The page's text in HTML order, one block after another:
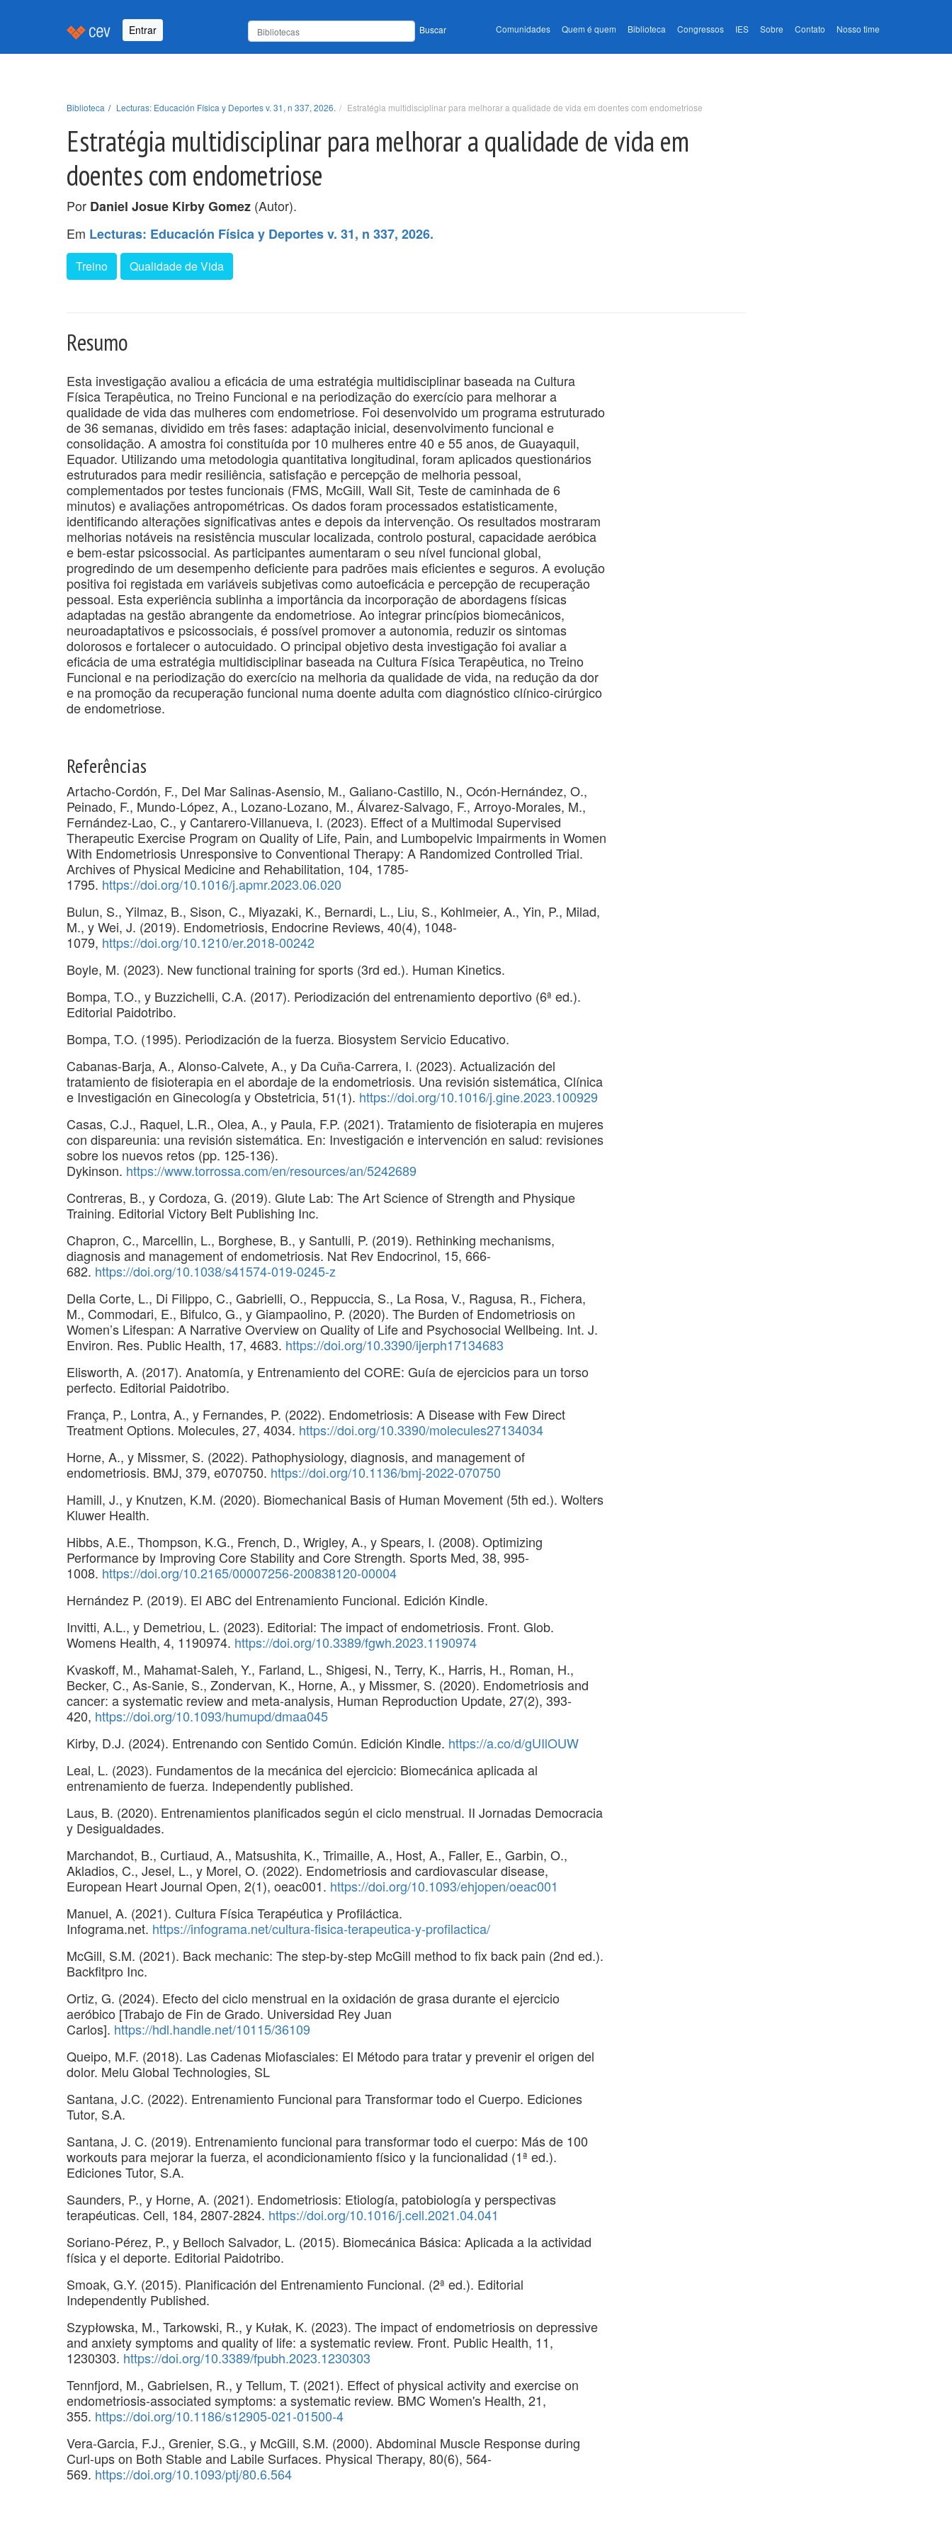
Entrar Buscar Comunidades Quem é quem Biblioteca Congressos IES Sobre Contato Nosso time
Biblioteca Lecturas: Educación Física y Deportes v. 31, n 337, 2026. Estratégia multidisciplinar para melhorar a qualidade de vida em doentes com endometriose
Estratégia multidisciplinar para melhorar a qualidade de vida em
doentes com endometriose
Por Daniel Josue Kirby Gomez (Autor).
Em Lecturas: Educación Física y Deportes v. 31, n 337, 2026.
Treino Qualidade de Vida
Resumo
Esta investigação avaliou a eficácia de uma estratégia multidisciplinar baseada na Cultura
Física Terapêutica, no Treino Funcional e na periodização do exercício para melhorar a
qualidade de vida das mulheres com endometriose. Foi desenvolvido um programa estruturado
de 36 semanas, dividido em três fases: adaptação inicial, desenvolvimento funcional e
consolidação. A amostra foi constituída por 10 mulheres entre 40 e 55 anos, de Guayaquil,
Equador. Utilizando uma metodologia quantitativa longitudinal, foram aplicados questionários
estruturados para medir resiliência, satisfação e percepção de melhoria pessoal,
complementados por testes funcionais (FMS, McGill, Wall Sit, Teste de caminhada de 6
minutos) e avaliações antropométricas. Os dados foram processados ​​estatisticamente,
identificando alterações significativas antes e depois da intervenção. Os resultados mostraram
melhorias notáveis ​​na resistência muscular localizada, controlo postural, capacidade aeróbica
e bem-estar psicossocial. As participantes aumentaram o seu nível funcional global,
progredindo de um desempenho deficiente para padrões mais eficientes e seguros. A evolução
positiva foi registada em variáveis ​​subjetivas como autoeficácia e percepção de recuperação
pessoal. Esta experiência sublinha a importância da incorporação de abordagens físicas
adaptadas na gestão abrangente da endometriose. Ao integrar princípios biomecânicos,
neuroadaptativos e psicossociais, é possível promover a autonomia, reduzir os sintomas
dolorosos e fortalecer o autocuidado. O principal objetivo desta investigação foi avaliar a
eficácia de uma estratégia multidisciplinar baseada na Cultura Física Terapêutica, no Treino
Funcional e na periodização do exercício na melhoria da qualidade de vida, na redução da dor
e na promoção da recuperação funcional numa doente adulta com diagnóstico clínico-cirúrgico
de endometriose.
Referências
Artacho-Cordón, F., Del Mar Salinas-Asensio, M., Galiano-Castillo, N., Ocón-Hernández, O.,
Peinado, F., Mundo-López, A., Lozano-Lozano, M., Álvarez-Salvago, F., Arroyo-Morales, M.,
Fernández-Lao, C., y Cantarero-Villanueva, I. (2023). Effect of a Multimodal Supervised
Therapeutic Exercise Program on Quality of Life, Pain, and Lumbopelvic Impairments in Women
With Endometriosis Unresponsive to Conventional Therapy: A Randomized Controlled Trial.
Archives of Physical Medicine and Rehabilitation, 104, 1785-
1795. https://doi.org/10.1016/j.apmr.2023.06.020
Bulun, S., Yilmaz, B., Sison, C., Miyazaki, K., Bernardi, L., Liu, S., Kohlmeier, A., Yin, P., Milad,
M., y Wei, J. (2019). Endometriosis, Endocrine Reviews, 40(4), 1048-
1079, https://doi.org/10.1210/er.2018-00242
Boyle, M. (2023). New functional training for sports (3rd ed.). Human Kinetics.
Bompa, T.O., y Buzzichelli, C.A. (2017). Periodización del entrenamiento deportivo (6ª ed.).
Editorial Paidotribo.
Bompa, T.O. (1995). Periodización de la fuerza. Biosystem Servicio Educativo.
Cabanas-Barja, A., Alonso-Calvete, A., y Da Cuña-Carrera, I. (2023). Actualización del
tratamiento de fisioterapia en el abordaje de la endometriosis. Una revisión sistemática, Clínica
e Investigación en Ginecología y Obstetricia, 51(1). https://doi.org/10.1016/j.gine.2023.100929
Casas, C.J., Raquel, L.R., Olea, A., y Paula, F.P. (2021). Tratamiento de fisioterapia en mujeres
con dispareunia: una revisión sistemática. En: Investigación e intervención en salud: revisiones
sobre los nuevos retos (pp. 125-136).
Dykinson. https://www.torrossa.com/en/resources/an/5242689
Contreras, B., y Cordoza, G. (2019). Glute Lab: The Art Science of Strength and Physique
Training. Editorial Victory Belt Publishing Inc.
Chapron, C., Marcellin, L., Borghese, B., y Santulli, P. (2019). Rethinking mechanisms,
diagnosis and management of endometriosis. Nat Rev Endocrinol, 15, 666-
682. https://doi.org/10.1038/s41574-019-0245-z
Della Corte, L., Di Filippo, C., Gabrielli, O., Reppuccia, S., La Rosa, V., Ragusa, R., Fichera,
M., Commodari, E., Bifulco, G., y Giampaolino, P. (2020). The Burden of Endometriosis on
Women’s Lifespan: A Narrative Overview on Quality of Life and Psychosocial Wellbeing. Int. J.
Environ. Res. Public Health, 17, 4683. https://doi.org/10.3390/ijerph17134683
Elisworth, A. (2017). Anatomía, y Entrenamiento del CORE: Guía de ejercicios para un torso
perfecto. Editorial Paidotribo.
França, P., Lontra, A., y Fernandes, P. (2022). Endometriosis: A Disease with Few Direct
Treatment Options. Molecules, 27, 4034. https://doi.org/10.3390/molecules27134034
Horne, A., y Missmer, S. (2022). Pathophysiology, diagnosis, and management of
endometriosis. BMJ, 379, e070750. https://doi.org/10.1136/bmj-2022-070750
Hamill, J., y Knutzen, K.M. (2020). Biomechanical Basis of Human Movement (5th ed.). Wolters
Kluwer Health.
Hibbs, A.E., Thompson, K.G., French, D., Wrigley, A., y Spears, I. (2008). Optimizing
Performance by Improving Core Stability and Core Strength. Sports Med, 38, 995-
1008. https://doi.org/10.2165/00007256-200838120-00004
Hernández P. (2019). El ABC del Entrenamiento Funcional. Edición Kindle.
Invitti, A.L., y Demetriou, L. (2023). Editorial: The impact of endometriosis. Front. Glob.
Womens Health, 4, 1190974. https://doi.org/10.3389/fgwh.2023.1190974
Kvaskoff, M., Mahamat-Saleh, Y., Farland, L., Shigesi, N., Terry, K., Harris, H., Roman, H.,
Becker, C., As-Sanie, S., Zondervan, K., Horne, A., y Missmer, S. (2020). Endometriosis and
cancer: a systematic review and meta-analysis, Human Reproduction Update, 27(2), 393-
420, https://doi.org/10.1093/humupd/dmaa045
Kirby, D.J. (2024). Entrenando con Sentido Común. Edición Kindle. https://a.co/d/gUIlOUW
Leal, L. (2023). Fundamentos de la mecánica del ejercicio: Biomecánica aplicada al
entrenamiento de fuerza. Independently published.
Laus, B. (2020). Entrenamientos planificados según el ciclo menstrual. II Jornadas Democracia
y Desigualdades.
Marchandot, B., Curtiaud, A., Matsushita, K., Trimaille, A., Host, A., Faller, E., Garbin, O.,
Akladios, C., Jesel, L., y Morel, O. (2022). Endometriosis and cardiovascular disease,
European Heart Journal Open, 2(1), oeac001. https://doi.org/10.1093/ehjopen/oeac001
Manuel, A. (2021). Cultura Física Terapéutica y Profiláctica.
Infograma.net. https://infograma.net/cultura-fisica-terapeutica-y-profilactica/
McGill, S.M. (2021). Back mechanic: The step-by-step McGill method to fix back pain (2nd ed.).
Backfitpro Inc.
Ortiz, G. (2024). Efecto del ciclo menstrual en la oxidación de grasa durante el ejercicio
aeróbico [Trabajo de Fin de Grado. Universidad Rey Juan
Carlos]. https://hdl.handle.net/10115/36109
Queipo, M.F. (2018). Las Cadenas Miofasciales: El Método para tratar y prevenir el origen del
dolor. Melu Global Technologies, SL
Santana, J.C. (2022). Entrenamiento Funcional para Transformar todo el Cuerpo. Ediciones
Tutor, S.A.
Santana, J. C. (2019). Entrenamiento funcional para transformar todo el cuerpo: Más de 100
workouts para mejorar la fuerza, el acondicionamiento físico y la funcionalidad (1ª ed.).
Ediciones Tutor, S.A.
Saunders, P., y Horne, A. (2021). Endometriosis: Etiología, patobiología y perspectivas
terapéuticas. Cell, 184, 2807-2824. https://doi.org/10.1016/j.cell.2021.04.041
Soriano-Pérez, P., y Belloch Salvador, L. (2015). Biomecánica Básica: Aplicada a la actividad
física y el deporte. Editorial Paidotribo.
Smoak, G.Y. (2015). Planificación del Entrenamiento Funcional. (2ª ed.). Editorial
Independently Published.
Szypłowska, M., Tarkowski, R., y Kułak, K. (2023). The impact of endometriosis on depressive
and anxiety symptoms and quality of life: a systematic review. Front. Public Health, 11,
1230303. https://doi.org/10.3389/fpubh.2023.1230303
Tennfjord, M., Gabrielsen, R., y Tellum, T. (2021). Effect of physical activity and exercise on
endometriosis-associated symptoms: a systematic review. BMC Women's Health, 21,
355. https://doi.org/10.1186/s12905-021-01500-4
Vera-Garcia, F.J., Grenier, S.G., y McGill, S.M. (2000). Abdominal Muscle Response during
Curl-ups on Both Stable and Labile Surfaces. Physical Therapy, 80(6), 564-
569. https://doi.org/10.1093/ptj/80.6.564